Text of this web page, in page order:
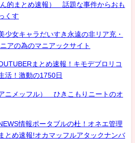
的まとめ速報） 話題な事件からおも
くす
少女キャラだいすき永遠の非リア充・
アの為のマニアックサイト
まとめ速報！キモデブロリコ
活！激動の1750日
ニメッフル） ひきこもりニートのオ
情報ポータブルの杜！オネエ管理
とめ速報!オカマッフルアタックナンバ